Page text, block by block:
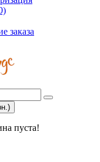
заказа
пуста!